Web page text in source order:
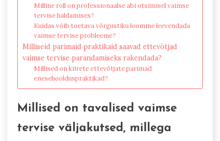
Milline roll on professionaalse abi otsimisel vaimse
tervise haldamises?
Kuidas võib toetava võrgustiku loomine leevendada
vaimse tervise probleeme?
Milliseid parimaid praktikaid saavad ettevõtjad
vaimse tervise parandamiseks rakendada?
Millised on kiirete ettevõtjate parimad
enesehoolduspraktikad?
Millised on tavalised vaimse
tervise väljakutsed, millega